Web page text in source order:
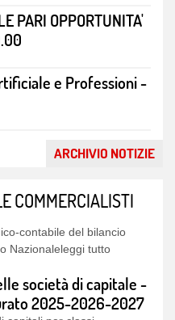
ARCHIVIO NOTIZIE
PARI OPPORTUNITA'
e Professioni -
COMMERCIALISTI
settore
alla sua quarta edizione,
Nazionaleleggi tutto
società di capitale -
2025-2026-2027
capitali per classi